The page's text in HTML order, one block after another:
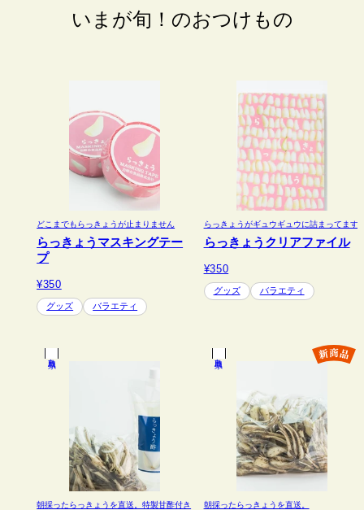
いまが旬！のおつけもの
どこまでもらっきょうが止まりません
らっきょうマスキングテー
プ
¥350
グッズ バラエティ
らっきょうがギュウギュウに詰まってます
らっきょうクリアファイル
¥350
グッズ バラエティ
朝採ったらっきょうを直送。特製甘酢付き 朝採ったらっきょうを直送。